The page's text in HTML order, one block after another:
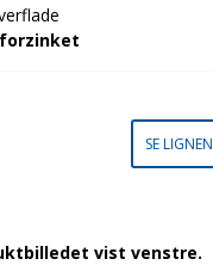
SE
vist venstre.